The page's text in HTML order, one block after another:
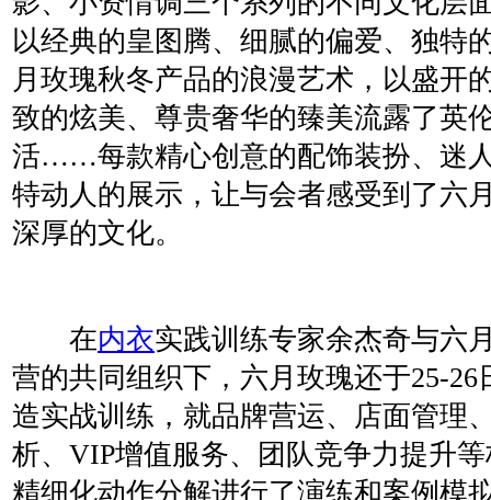
以经典的皇图腾、细腻的偏爱、独特
月玫瑰秋冬产品的浪漫艺术，以盛开
致的炫美、尊贵奢华的臻美流露了英
活……每款精心创意的配饰装扮、迷
特动人的展示，让与会者感受到了六
深厚的文化。
在内衣实践训练专家余杰奇与六
营的共同组织下，六月玫瑰还于25-
造实战训练，就品牌营运、店面管理
析、VIP增值服务、团队竞争力提升
精细化动作分解进行了演练和案例模